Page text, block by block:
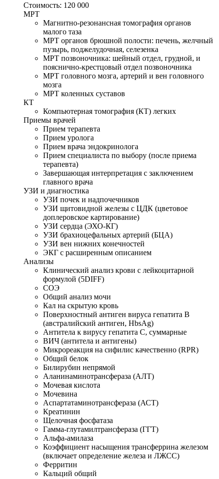
Стоимость: 120 000
МРТ
Магнитно-резонансная томография органов
малого таза
МРТ органов брюшной полости: печень, желчный
пузырь, поджелудочная, селезенка
МРТ позвоночника: шейный отдел, грудной, и
пояснично-крестцовый отдел позвоночника
МРТ головного мозга, артерий и вен головного
мозга
МРТ коленных суставов
КТ
Компьютерная томография (КТ) легких
Приемы врачей
Прием терапевта
Прием уролога
Прием врача эндокринолога
Прием специалиста по выбору (после приема
терапевта)
Завершающая интерпретация с заключением
главного врача
УЗИ и диагностика
УЗИ почек и надпочечников
УЗИ щитовидной железы с ЦДК (цветовое
доплеровское картирование)
УЗИ сердца (ЭХО-КГ)
УЗИ брахиоцефальных артерий (БЦА)
УЗИ вен нижних конечностей
ЭКГ с расширенным описанием
Анализы
Клинический анализ крови с лейкоцитарной
формулой (5DIFF)
СОЭ
Общий анализ мочи
Кал на скрытую кровь
Поверхностный антиген вируса гепатита В
(австралийский антиген, HbsAg)
Антитела к вирусу гепатита С, суммарные
ВИЧ (антитела и антигены)
Микрореакция на сифилис качественно (RPR)
Общий белок
Билирубин непрямой
Аланинаминотрансфераза (АЛТ)
Мочевая кислота
Мочевина
Аспартатаминотрансфераза (АСТ)
Креатинин
Щелочная фосфатаза
Гамма-глутамилтрансфераза (ГГТ)
Альфа-амилаза
Коэффициент насыщения трансферрина железом
(включает определение железа и ЛЖСС)
Ферритин
Кальций общий